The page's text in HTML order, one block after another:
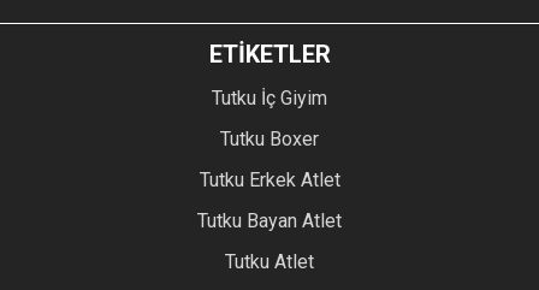
ETİKETLER
Tutku İç Giyim
Tutku Boxer
Tutku Erkek Atlet
Tutku Bayan Atlet
Tutku Atlet